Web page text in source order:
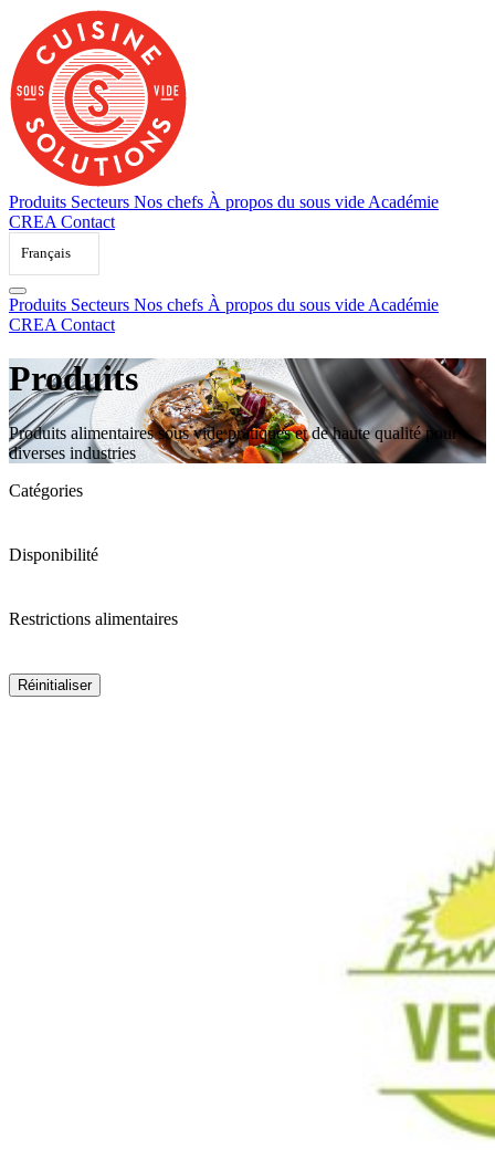
content
Produits Secteurs Nos chefs À propos du sous vide Académie
CREA Contact
Français
Produits Secteurs Nos chefs À propos du sous vide Académie
CREA Contact
Produits
Produits alimentaires sous vide pratiques et de haute qualité pour
diverses industries
Catégories
Disponibilité
Restrictions alimentaires
Réinitialiser